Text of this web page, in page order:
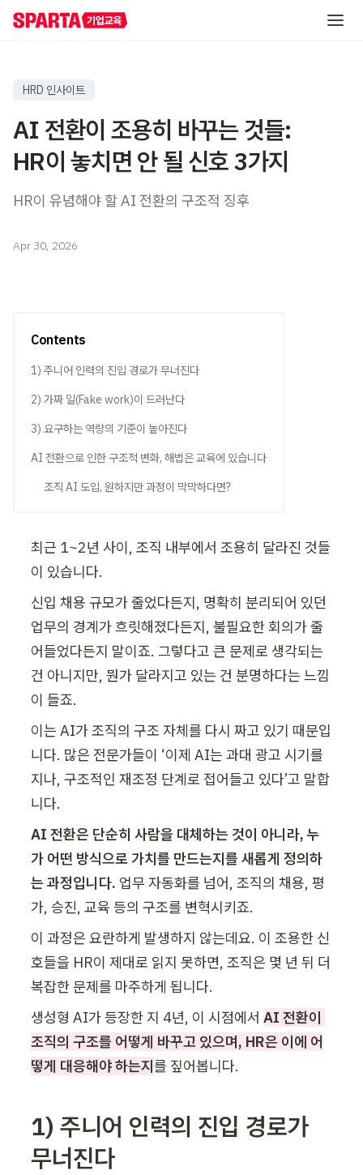
직급별 AI 교육
초급 신입사원 교육
중급 AI 해커톤
중급 AI 리더십 교육
직무별 AI 교육
직무 특화 교육
온라인 AI 교육
세미나
블로그
기업교육 문의하기
HRD 인사이트
AI 전환이 조용히 바꾸는 것들:
HR이 놓치면 안 될 신호 3가지
HR이 유념해야 할 AI 전환의 구조적 징후
Apr 30, 2026
Contents
1) 주니어 인력의 진입 경로가 무너진다
2) 가짜 일(Fake work)이 드러난다
3) 요구하는 역량의 기준이 높아진다
AI 전환으로 인한 구조적 변화, 해법은 교육에 있습니다
조직 AI 도입, 원하지만 과정이 막막하다면?
최근 1~2년 사이, 조직 내부에서 조용히 달라진 것들
이 있습니다.
신입 채용 규모가 줄었다든지, 명확히 분리되어 있던
업무의 경계가 흐릿해졌다든지, 불필요한 회의가 줄
어들었다든지 말이죠. 그렇다고 큰 문제로 생각되는
건 아니지만, 뭔가 달라지고 있는 건 분명하다는 느낌
이 들죠.
이는 AI가 조직의 구조 자체를 다시 짜고 있기 때문입
니다. 많은 전문가들이 ‘이제 AI는 과대 광고 시기를
지나, 구조적인 재조정 단계로 접어들고 있다’고 말합
니다.
AI 전환은 단순히 사람을 대체하는 것이 아니라, 누
가 어떤 방식으로 가치를 만드는지를 새롭게 정의하
는 과정입니다. 업무 자동화를 넘어, 조직의 채용, 평
가, 승진, 교육 등의 구조를 변혁시키죠.
이 과정은 요란하게 발생하지 않는데요. 이 조용한 신
호들을 HR이 제대로 읽지 못하면, 조직은 몇 년 뒤 더
복잡한 문제를 마주하게 됩니다.
생성형 AI가 등장한 지 4년, 이 시점에서 AI 전환이
조직의 구조를 어떻게 바꾸고 있으며, HR은 이에 어
떻게 대응해야 하는지를 짚어봅니다.
1) 주니어 인력의 진입 경로가
무너진다